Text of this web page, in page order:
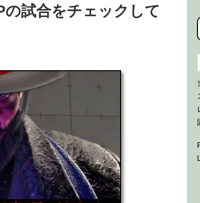
試合をチェックして